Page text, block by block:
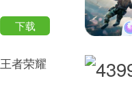
下载
王者荣耀